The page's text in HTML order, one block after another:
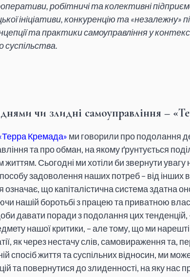
робітничі та колективні
ініціативи, конкуренцію та «незалежну»
та практики самоуправління у
суспільства.
чи злидні самоуправління –
Кремада» ми говорили про подолання
та про обман, на якому ґрунтується
Сьогодні ми хотіли би звернути увагу
задоволення наших потреб – від інших
означає, що капіталістична система здатна
нашій боротьбі з працею та приватною
давати поради з подолання цих
нашої критики, – але тому, що ми нарешті
як через нестачу слів, самовираження та,
спосіб життя та суспільних відносин, ми
та повернутися до злиденності, на яку нас